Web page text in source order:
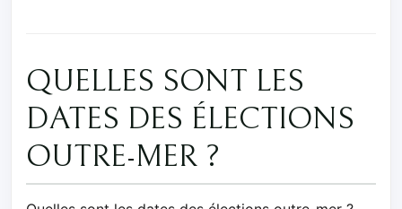
QUELLES SONT LES
DATES DES ÉLECTIONS
OUTRE-MER ?